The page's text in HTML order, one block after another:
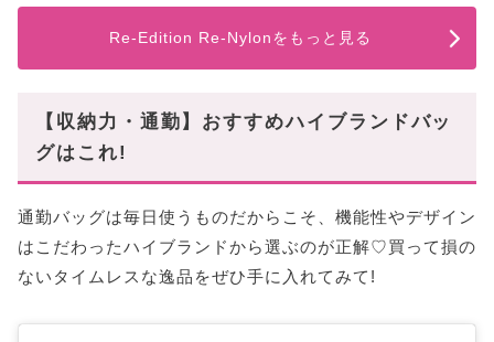
Re-Edition Re-Nylonをもっと見る
【収納力・通勤】おすすめハイブランドバッ
グはこれ!
通勤バッグは毎日使うものだからこそ、機能性やデザイン
はこだわったハイブランドから選ぶのが正解♡買って損の
ないタイムレスな逸品をぜひ手に入れてみて!